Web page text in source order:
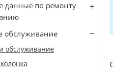
данные по ремонту
обслуживание
обслуживание